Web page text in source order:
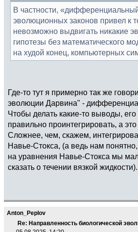
В частности,
эволюционных законов привел к
невозможно выдвигать никакие
гипотезы без математического
на худой конец, компьютерных
Где-то тут я примерно так же
эволюции Дарвина" -
Чтобы делать какие-то выводы,
правильно проинтегрировать, а
Сложнее, чем, скажем,
Навье-Стокса, (а ведь нам понятно,
на уравнения Навье-Стокса мы
сказать о течении вязкой жидкости).
Anton_Peplov
Re: Направленность биологической